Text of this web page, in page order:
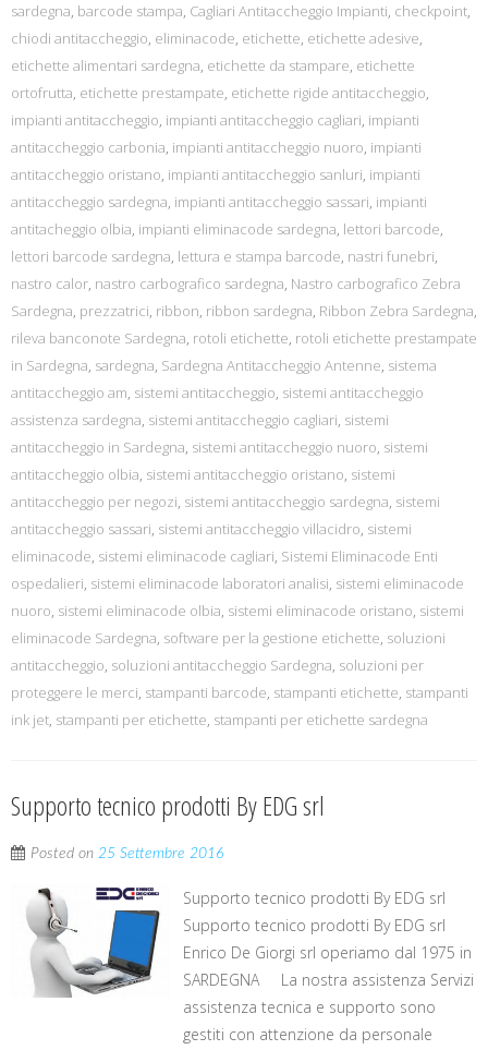
sardegna, barcode stampa, Cagliari Antitaccheggio Impianti, checkpoint,
chiodi antitaccheggio, eliminacode, etichette, etichette adesive,
etichette alimentari sardegna, etichette da stampare, etichette
ortofrutta, etichette prestampate, etichette rigide antitaccheggio,
impianti antitaccheggio, impianti antitaccheggio cagliari, impianti
antitaccheggio carbonia, impianti antitaccheggio nuoro, impianti
antitaccheggio oristano, impianti antitaccheggio sanluri, impianti
antitaccheggio sardegna, impianti antitaccheggio sassari, impianti
antitacheggio olbia, impianti eliminacode sardegna, lettori barcode,
lettori barcode sardegna, lettura e stampa barcode, nastri funebri,
nastro calor, nastro carbografico sardegna, Nastro carbografico Zebra
Sardegna, prezzatrici, ribbon, ribbon sardegna, Ribbon Zebra Sardegna,
rileva banconote Sardegna, rotoli etichette, rotoli etichette prestampate
in Sardegna, sardegna, Sardegna Antitaccheggio Antenne, sistema
antitaccheggio am, sistemi antitaccheggio, sistemi antitaccheggio
assistenza sardegna, sistemi antitaccheggio cagliari, sistemi
antitaccheggio in Sardegna, sistemi antitaccheggio nuoro, sistemi
antitaccheggio olbia, sistemi antitaccheggio oristano, sistemi
antitaccheggio per negozi, sistemi antitaccheggio sardegna, sistemi
antitaccheggio sassari, sistemi antitaccheggio villacidro, sistemi
eliminacode, sistemi eliminacode cagliari, Sistemi Eliminacode Enti
ospedalieri, sistemi eliminacode laboratori analisi, sistemi eliminacode
nuoro, sistemi eliminacode olbia, sistemi eliminacode oristano, sistemi
eliminacode Sardegna, software per la gestione etichette, soluzioni
antitaccheggio, soluzioni antitaccheggio Sardegna, soluzioni per
proteggere le merci, stampanti barcode, stampanti etichette, stampanti
ink jet, stampanti per etichette, stampanti per etichette sardegna
Supporto tecnico prodotti By EDG srl
Posted on 25 Settembre 2016
Supporto tecnico prodotti By EDG srl
Supporto tecnico prodotti By EDG srl
Enrico De Giorgi srl operiamo dal 1975 in
SARDEGNA La nostra assistenza Servizi
assistenza tecnica e supporto sono
gestiti con attenzione da personale